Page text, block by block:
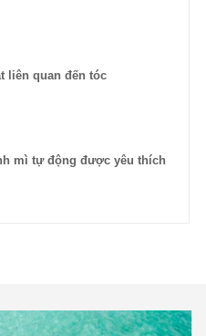
liên quan đến tóc
mì tự động được yêu thích